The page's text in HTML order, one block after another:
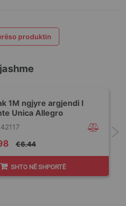
produktin
1M ngjyre argjendi I
Unica Allegro
€6.44
SHTO NË SHPORTË